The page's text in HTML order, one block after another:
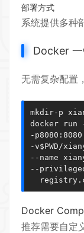
部署方式
系统提供多种
Docker
无需复杂配置
mkdir-p
- p8080 : 8080
-v$PWD/
- - name
- -
Docker
推荐需要自定